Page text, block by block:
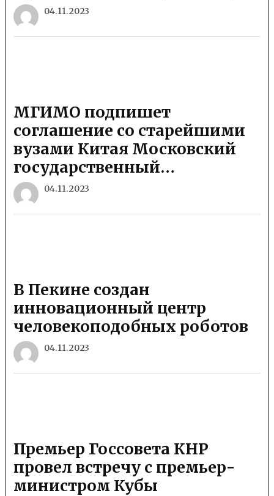
04.11.2023
МГИМО подпишет
соглашение со старейшими
вузами Китая Московский
государственный…
04.11.2023
В Пекине создан
инновационный центр
человекоподобных роботов
04.11.2023
Премьер Госсовета КНР
провел встречу с премьер-
министром Кубы